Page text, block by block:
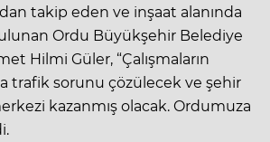
takip eden ve inşaat alanında
Ordu Büyükşehir Belediye
Hilmi Güler, “Çalışmaların
trafik sorunu çözülecek ve şehir
kazanmış olacak. Ordumuza